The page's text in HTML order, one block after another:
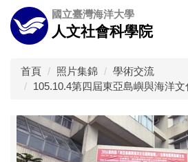
跳
到
主
國立臺灣海洋大學
人文社會科學院
首頁 照片集錦
學術交流
105.10.4第四屆東亞島嶼與海洋文